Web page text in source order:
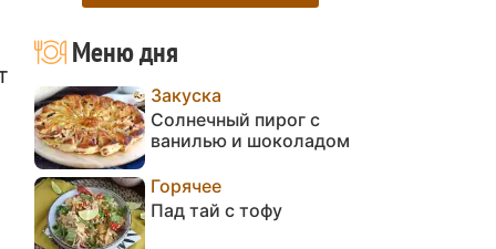
Меню дня
Закуска
Солнечный пирог с
ванилью и шоколадом
Горячее
Пад тай с тофу